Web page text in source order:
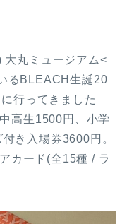
丸ミュージアム<
るBLEACH生誕20
行ってきました
高生1500円、小学
き入場券3600円。
カード(全15種 / ラ